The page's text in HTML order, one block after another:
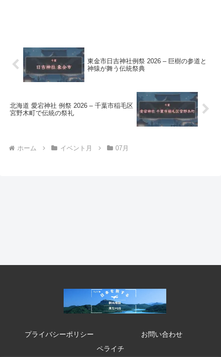
東金市日吉神社例祭 2026 – 巨樹の参道と
神猿が舞う伝統祭典
北海道 愛宕神社 例祭 2026 – 千葉市稲毛区
宮野木町で伝統の祭礼
ホーム イベント月 07月
プライバシーポリシー
お問い合わせ
ペライチ